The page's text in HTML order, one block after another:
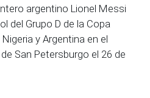
argentino Lionel Messi
del Grupo D de la Copa
y Argentina en el
San Petersburgo el 26 de